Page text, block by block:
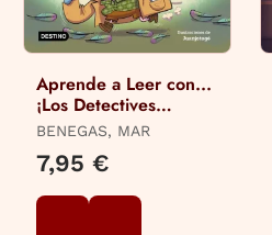
Aprende a Leer con...
¡Los Detectives
Zoopencos! 10. Pita la
Dinosauria
BENEGAS, MAR
7,95 €